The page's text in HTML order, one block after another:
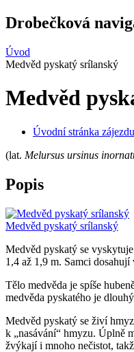
Drobečková
Úvod
Medvěd pyskatý srílanský
Medvěd
Úvodní stránka
(lat. Melursus ursinus
Popis
Medvěd pyskatý srílanský
Medvěd pyskatý se vyskytuje
1,4 až 1,9 m. Samci
Tělo medvěda je spíše
medvěda pyskatého je
Medvěd pyskatý se živí
k „nasávání“ hmyzu. Úplně
žvýkají i mnoho nečistot,